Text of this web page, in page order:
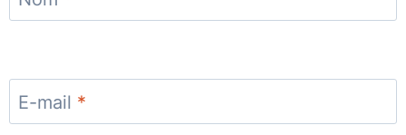
E-mail *